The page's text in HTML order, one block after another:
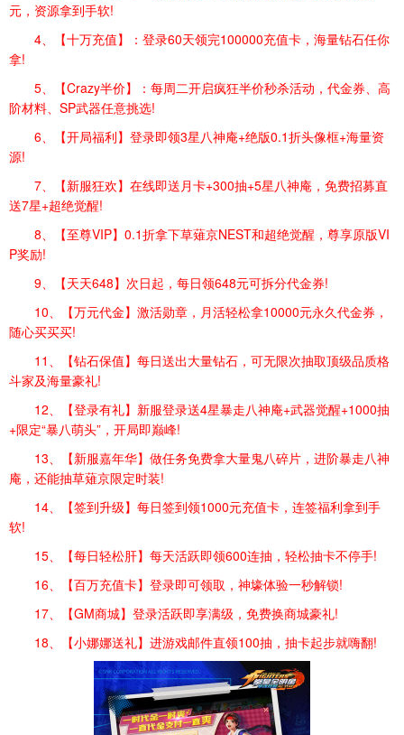
元，资源拿到手软!
4、【十万充值】：登录60天领完100000充值卡，海量钻石任你
拿!
5、【Crazy半价】：每周二开启疯狂半价秒杀活动，代金券、高
阶材料、SP武器任意挑选!
6、【开局福利】登录即领3星八神庵+绝版0.1折头像框+海量资
源!
7、【新服狂欢】在线即送月卡+300抽+5星八神庵，免费招募直
送7星+超绝觉醒!
8、【至尊VIP】0.1折拿下草薙京NEST和超绝觉醒，尊享原版VI
P奖励!
9、【天天648】次日起，每日领648元可拆分代金券!
10、【万元代金】激活勋章，月活轻松拿10000元永久代金券，
随心买买买!
11、【钻石保值】每日送出大量钻石，可无限次抽取顶级品质格
斗家及海量豪礼!
12、【登录有礼】新服登录送4星暴走八神庵+武器觉醒+1000抽
+限定“暴八萌头”，开局即巅峰!
13、【新服嘉年华】做任务免费拿大量鬼八碎片，进阶暴走八神
庵，还能抽草薙京限定时装!
14、【签到升级】每日签到领1000元充值卡，连签福利拿到手
软!
15、【每日轻松肝】每天活跃即领600连抽，轻松抽卡不停手!
16、【百万充值卡】登录即可领取，神壕体验一秒解锁!
17、【GM商城】登录活跃即享满级，免费换商城豪礼!
18、【小娜娜送礼】进游戏邮件直领100抽，抽卡起步就嗨翻!